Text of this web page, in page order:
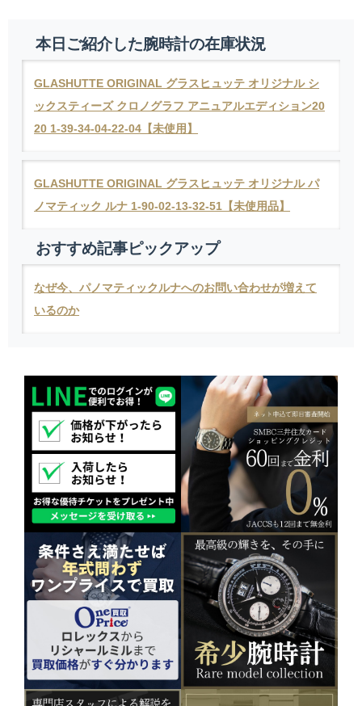
本日ご紹介した腕時計の在庫状況
GLASHUTTE ORIGINAL グラスヒュッテ オリジナル シ
ックスティーズ クロノグラフ アニュアルエディション20
20 1-39-34-04-22-04【未使用】
GLASHUTTE ORIGINAL グラスヒュッテ オリジナル パ
ノマティック ルナ 1-90-02-13-32-51【未使用品】
おすすめ記事ピックアップ
なぜ今、パノマティックルナへのお問い合わせが増えて
いるのか